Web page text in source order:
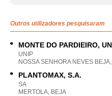
Outros utilizadores pesquisaram
MONTE DO PARDIEIRO,
UNIP
NOSSA SENHORA NEVES
PLANTOMAX, S.A.
SA
MERTOLA, BEJA